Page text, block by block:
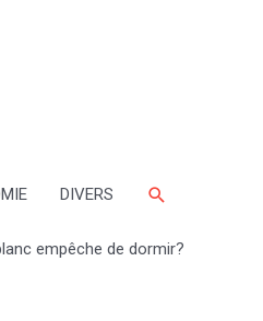
DIVERS Rechercher
empêche de dormir?